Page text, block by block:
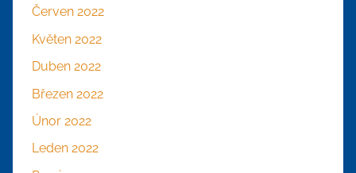
Červen 2022
Květen 2022
Duben 2022
Březen 2022
Únor 2022
Leden 2022